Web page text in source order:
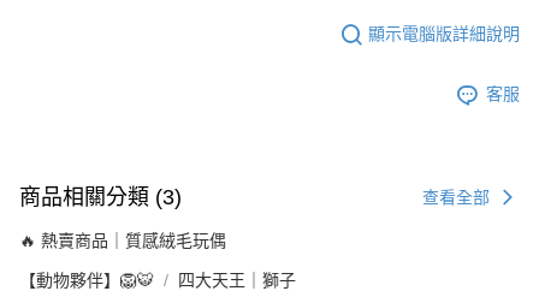
顯示電腦版詳細說明
客服
商品相關分類 (3) 查看全部
🔥 熱賣商品｜質感絨毛玩偶
【動物夥伴】🦁🐯 四大天王｜獅子